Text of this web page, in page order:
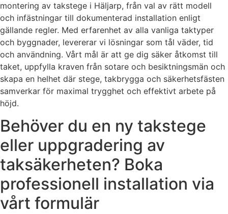
montering av takstege i Häljarp, från val av rätt modell
och infästningar till dokumenterad installation enligt
gällande regler. Med erfarenhet av alla vanliga taktyper
och byggnader, levererar vi lösningar som tål väder, tid
och användning. Vårt mål är att ge dig säker åtkomst till
taket, uppfylla kraven från sotare och besiktningsmän och
skapa en helhet där stege, takbrygga och säkerhetsfästen
samverkar för maximal trygghet och effektivt arbete på
höjd.
Behöver du en ny takstege
eller uppgradering av
taksäkerheten? Boka
professionell installation via
vårt formulär